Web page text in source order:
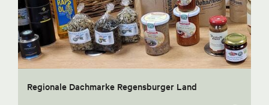
Regionale Dachmarke Regensburger Land